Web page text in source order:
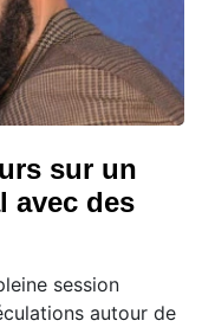
sur un
avec des
session
autour de